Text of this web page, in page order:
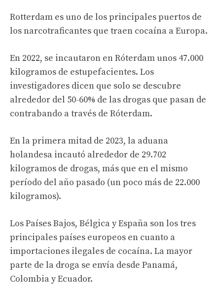
Rotterdam es uno de los principales puertos de
los narcotraficantes que traen cocaína a Europa.
En 2022, se incautaron en Róterdam unos 47.000
kilogramos de estupefacientes. Los
investigadores dicen que solo se descubre
alrededor del 50-60% de las drogas que pasan de
contrabando a través de Róterdam.
En la primera mitad de 2023, la aduana
holandesa incautó alrededor de 29.702
kilogramos de drogas, más que en el mismo
período del año pasado (un poco más de 22.000
kilogramos).
Los Países Bajos, Bélgica y España son los tres
principales países europeos en cuanto a
importaciones ilegales de cocaína. La mayor
parte de la droga se envía desde Panamá,
Colombia y Ecuador.